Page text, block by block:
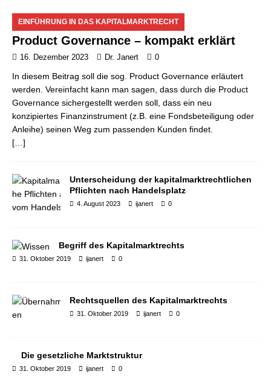
EINFÜHRUNG IN DAS KAPITALMARKTRECHT
Product Governance – kompakt erklärt
16. Dezember 2023 Dr. Janert 0
In diesem Beitrag soll die sog. Product Governance erläutert
werden. Vereinfacht kann man sagen, dass durch die Product
Governance sichergestellt werden soll, dass ein neu
konzipiertes Finanzinstrument (z.B. eine Fondsbeteiligung oder
Anleihe) seinen Weg zum passenden Kunden findet.
[…]
Unterscheidung der kapitalmarktrechtlichen
Pflichten nach Handelsplatz
4. August 2023 ijanert 0
Begriff des Kapitalmarktrechts
31. Oktober 2019 ijanert 0
Rechtsquellen des Kapitalmarktrechts
31. Oktober 2019 ijanert 0
Die gesetzliche Marktstruktur
31. Oktober 2019 ijanert 0